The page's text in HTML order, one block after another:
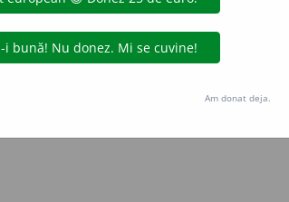
2026 dexonline (https://dexonline.ro)
inclusiv prin orice metode de extragere automată
excepția seturilor de date oferite oficial spre utilizare
Hosterion
Am donat deja.